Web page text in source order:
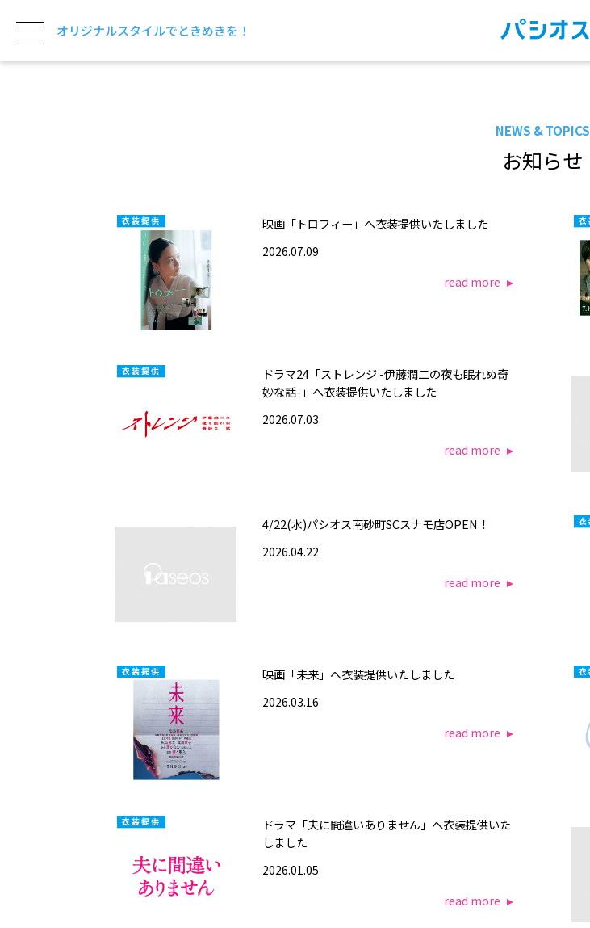
オリジナルスタイルでときめきを！
NEWS & TOPICS
お知らせ
映画「トロフィー」へ衣装提供いたしました
2026.07.09
read more
ドラマ24「ストレンジ -伊藤潤二の夜も眠れぬ奇
妙な話-」へ衣装提供いたしました
2026.07.03
read more
4/22(水)パシオス南砂町SCスナモ店OPEN！
2026.04.22
read more
映画「未来」へ衣装提供いたしました
2026.03.16
read more
ドラマ「夫に間違いありません」へ衣装提供いた
しました
2026.01.05
read more